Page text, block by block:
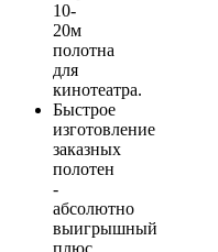
10-
20м
полотна
для
кинотеатра.
Быстрое
изготовление
заказных
полотен
-
абсолютно
выигрышный
плюс